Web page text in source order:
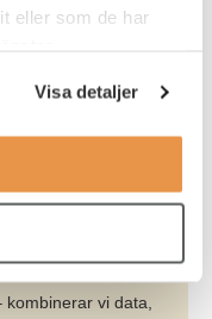
eller som de har
Visa detaljer
du själv gillar – utan
Ditt mod
vi data,